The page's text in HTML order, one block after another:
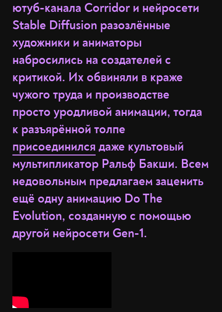
ютуб-канала Corridor и нейросети
Stable Diffusion разозлённые
художники и аниматоры
набросились на создателей с
критикой. Их обвиняли в краже
чужого труда и производстве
просто уродливой анимации, тогда
к разъярённой толпе
присоединился даже культовый
мультипликатор Ральф Бакши. Всем
недовольным предлагаем заценить
ещё одну анимацию Do The
Evolution, созданную с помощью
другой нейросети Gen-1.